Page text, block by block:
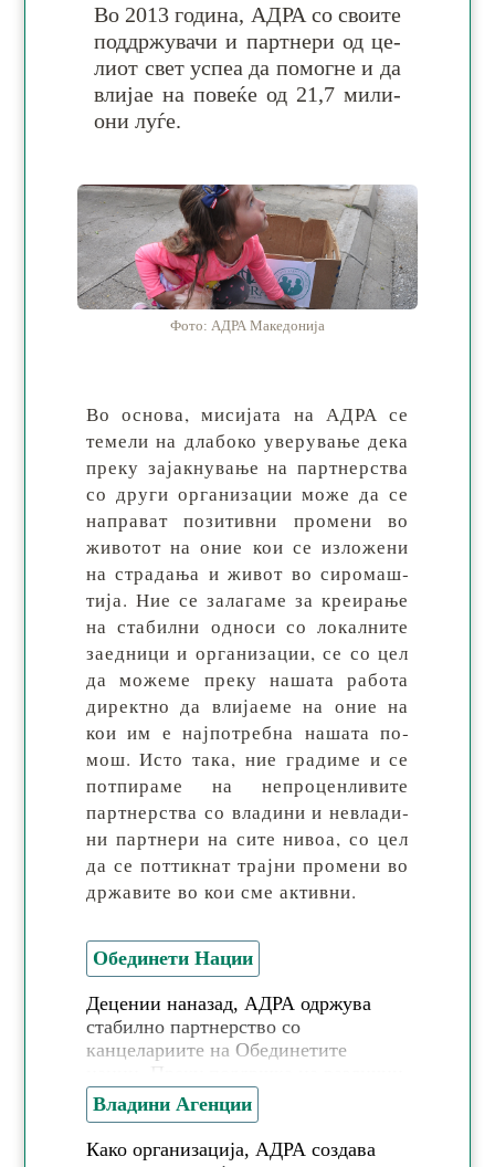
Во 2013 година, АДРА со сво­ите
под­држу­ва­чи и парт­не­ри од це­
ли­от свет ус­пеа да по­мог­не и да
вли­јае на по­ве­ќе од 21,7 ми­ли­
они луѓе.
Фото: АДРА Македонија
Во основа, мисијата на АДРА се
те­ме­ли на дла­бо­ко уве­рy­ва­ње де­ка
пре­ку за­јак­ну­ва­ње на парт­нер­ства
со дру­ги ор­га­ни­за­ции мо­же да се
на­пра­ват по­зи­тив­ни про­ме­ни во
жи­во­тот на оние кои се из­ло­же­ни
на стра­да­ња и жи­вот во си­ро­маш­
тија. Ние се за­ла­га­ме за кре­ира­ње
на ста­бил­ни од­но­си со ло­кал­ни­те
за­ед­ни­ци и ор­га­ни­за­ции, се со цел
да мо­же­ме пре­ку на­ша­та ра­бо­та
ди­рек­тно да вли­ја­еме на оние на
кои им е нај­по­треб­на на­ша­та по­
мош. Ис­то та­ка, ние гра­ди­ме и се
пот­пи­ра­ме на не­про­цен­ли­ви­те
парт­нер­ства со вла­ди­ни и не­вла­ди­
ни парт­нери на си­те ни­воа, со цел
да се пот­тик­нат трај­ни про­ме­ни во
др­жа­ви­те во кои сме активни.
Обединети Нации
Децении наназад, АДРА одржува
стабилно партнерство со
канцелариите на Обединетите
нации. Преку поддршка на различни
иницијативи на ОН и спроведување
на програми на терен, АДРА и ОН
работат заедно со цел да се
Владини Агенции
Како организација, АДРА создава